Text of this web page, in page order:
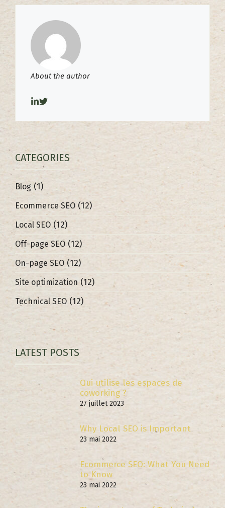
About the author
CATEGORIES
Blog (1)
Ecommerce SEO (12)
Local SEO (12)
Off-page SEO (12)
On-page SEO (12)
Site optimization (12)
Technical SEO (12)
LATEST POSTS
Qui utilise les espaces de
coworking ?
27 juillet 2023
Why Local SEO is Important
23 mai 2022
Ecommerce SEO: What You Need
to Know
23 mai 2022